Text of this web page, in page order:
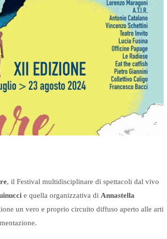
, il Festival multidisciplinare di spettacoli dal vivo
e quella organizzativa di Annastella
un vero e proprio circuito diffuso aperto alle arti